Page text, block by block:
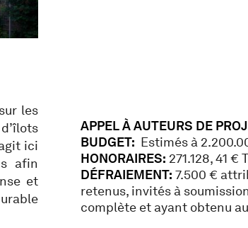
les
ici
afin
et
APPEL À AUTEURS DE
BUDGET: Estimés à
HONORAIRES: 271.128, 41 €
DÉFRAIEMENT: 7.500 €
retenus, invités à
complète et ayant obtenu